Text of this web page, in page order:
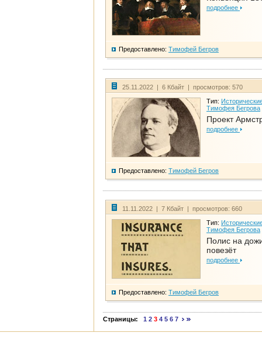
подробнее
Предоставлено: Тимофей Бегров
25.11.2022 | 6 Кбайт | просмотров: 570
Тип:
Тимофея Бегрова
Проект
подробнее
Предоставлено: Тимофей Бегров
11.11.2022 | 7 Кбайт | просмотров: 660
Тип:
Тимофея Бегрова
Полис на
повезёт
подробнее
Предоставлено: Тимофей Бегров
Страницы: 1 2 3 4 5 6 7